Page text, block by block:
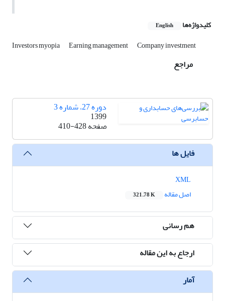
کلیدواژه‌ها English
Investors myopia Earning management Company investment
مراجع
دوره 27، شماره 3
1399
صفحه410-428
فایل ها
اصل مقاله
321.78 K
هم رسانی
ارجاع به این مقاله
آمار